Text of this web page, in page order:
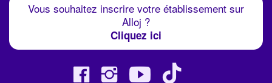
Vous souhaitez inscrire votre établissement sur
Alloj ?
Cliquez ici